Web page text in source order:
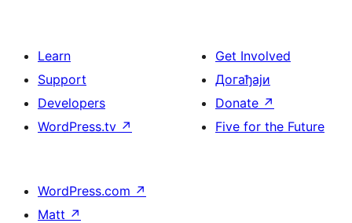
Learn
Support
Developers
WordPress.tv ↗
Get Involved
Догађаји
Donate ↗
Five for the Future
WordPress.com ↗
Matt ↗